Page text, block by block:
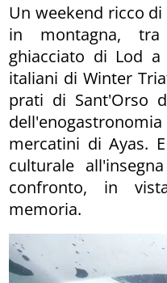
Un weekend ricco
in montagna,
ghiacciato di Lod
italiani di Winter
prati di Sant'Orso
mercatini di Ayas.
culturale
confronto, in
memoria.